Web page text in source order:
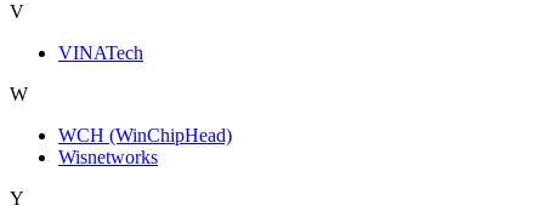
V
VINATech
W
WCH (WinChipHead)
Wisnetworks
Y